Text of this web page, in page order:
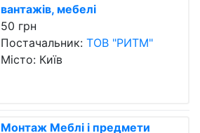
вантажів, мебелі
50 грн
Постачальник: ТОВ "РИТМ"
Місто: Київ
Монтаж Меблі і предмети